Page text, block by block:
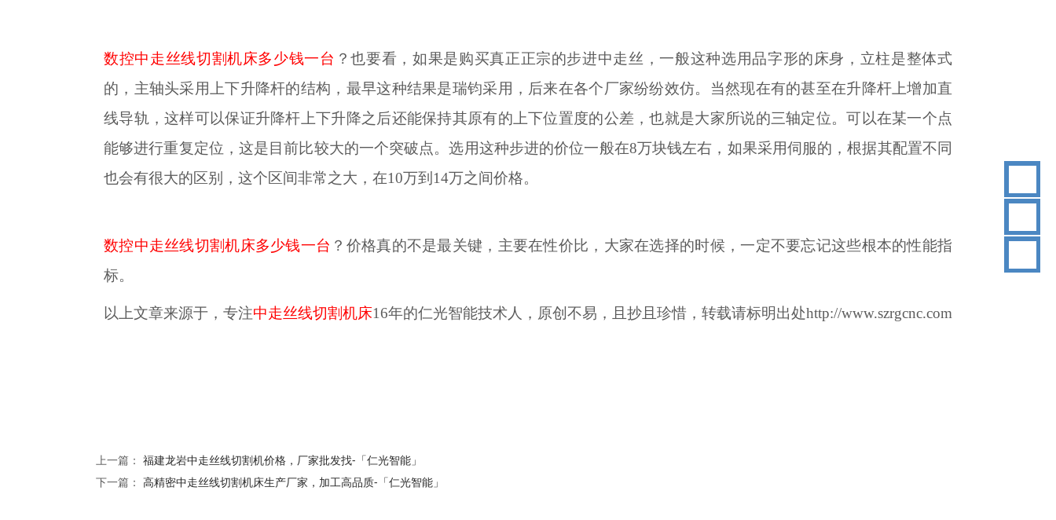
数控中走丝线切割机床多少钱一台 ？也要看，如果是购买真正正宗的步进中走丝，一般这种选用品字形的床身，立柱是整体式
的，主轴头采用上下升降杆的结构，最早这种结果是瑞钧采用，后来在各个厂家纷纷效仿。当然现在有的甚至在升降杆上增加直
线导轨，这样可以保证升降杆上下升降之后还能保持其原有的上下位置度的公差，也就是大家所说的三轴定位。可以在某一个点
能够进行重复定位，这是目前比较大的一个突破点。选用这种步进的价位一般在8万块钱左右，如果采用伺服的，根据其配置不同
也会有很大的区别，这个区间非常之大，在10万到14万之间价格。
数控中走丝线切割机床多少钱一台 ？价格真的不是最关键，主要在性价比，大家在选择的时候，一定不要忘记这些根本的性能指
标。
以上文章来源于，专注中走丝线切割机床16年的仁光智能技术人，原创不易，且抄且珍惜，转载请标明出处http://www.szrgcnc.com
上一篇： 福建龙岩中走丝线切割机价格，厂家批发找-「仁光智能」
下一篇： 高精密中走丝线切割机床生产厂家，加工高品质-「仁光智能」